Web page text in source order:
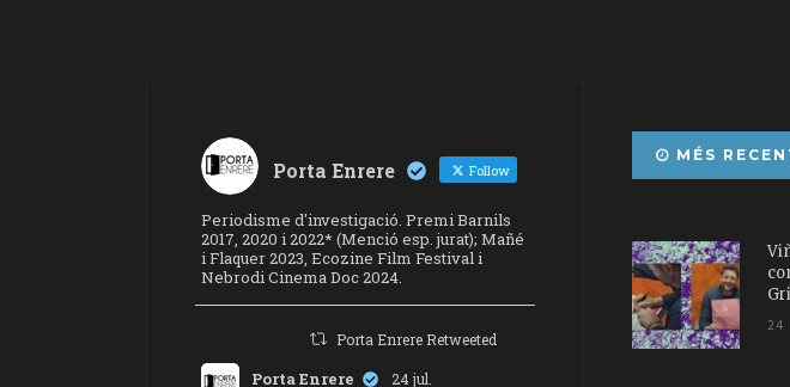
Porta Enrere Follow
Periodisme d'investigació. Premi Barnils
2017, 2020 i 2022* (Menció esp. jurat); Mañé
i Flaquer 2023, Ecozine Film Festival i
Nebrodi Cinema Doc 2024.
Porta Enrere Retweeted
Porta Enrere 24 jul.
MÉS
24